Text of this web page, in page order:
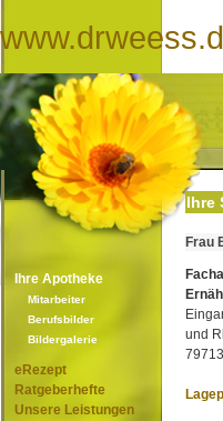
Ihre Apotheke
Mitarbeiter
Berufsbilder
Bildergalerie
eRezept
Ratgeberhefte
Unsere Leistungen
Ihre
Frau
und